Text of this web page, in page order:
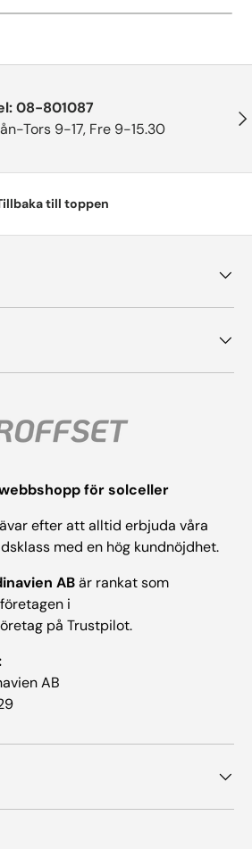
08-801087
Tors 9-17, Fre 9-15.30
till toppen
för solceller
efter att alltid erbjuda våra
med en hög kundnöjdhet.
ABär rankat som
i
på Trustpilot.
AB